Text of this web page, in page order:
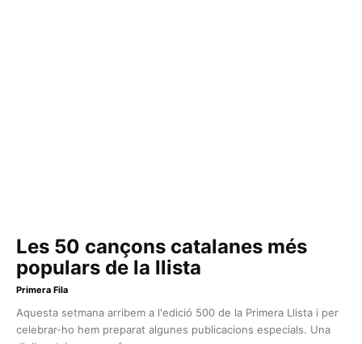
Les 50 cançons catalanes més
populars de la llista
Primera Fila
Aquesta setmana arribem a l'edició 500 de la Primera Llista i per
celebrar-ho hem preparat algunes publicacions especials. Una